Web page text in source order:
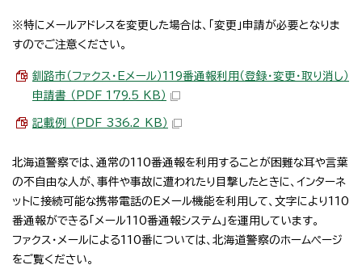
※特にメールアドレスを変更した場合は、「変更」申請が必要となりま
すのでご注意ください。
釧路市（ファクス・Eメール）119番通報利用（登録・変更・取り消し）
申請書 （PDF 179.5 KB）
記載例 （PDF 336.2 KB）
北海道警察では、通常の110番通報を利用することが困難な耳や言葉
の不自由な人が、事件や事故に遭われたり目撃したときに、インターネ
ットに接続可能な携帯電話のEメール機能を利用して、文字により110
番通報ができる「メール110番通報システム」を運用しています。
ファクス・メールによる110番については、北海道警察のホームページ
をご覧ください。